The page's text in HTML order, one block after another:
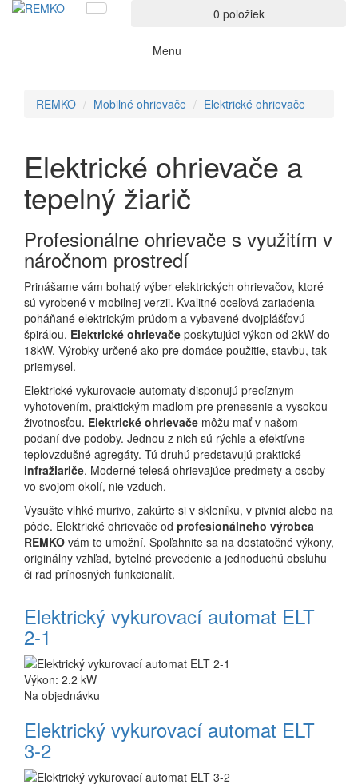
0 položiek
Menu
REMKO Mobilné ohrievače Elektrické ohrievače
Elektrické ohrievače a
tepelný žiarič
Profesionálne ohrievače s využitím v
náročnom prostredí
Prinášame vám bohatý výber elektrických ohrievačov, ktoré
sú vyrobené v mobilnej verzii. Kvalitné oceľová zariadenia
poháňané elektrickým prúdom a vybavené dvojplášťovú
špirálou. Elektrické ohrievače poskytujúci výkon od 2kW do
18kW. Výrobky určené ako pre domáce použitie, stavbu, tak
priemysel.
Elektrické vykurovacie automaty disponujú precíznym
vyhotovením, praktickým madlom pre prenesenie a vysokou
životnosťou. Elektrické ohrievače môžu mať v našom
podaní dve podoby. Jednou z nich sú rýchle a efektívne
teplovzdušné agregáty. Tú druhú predstavujú praktické
infražiariče. Moderné telesá ohrievajúce predmety a osoby
vo svojom okolí, nie vzduch.
Vysušte vlhké murivo, zakúrte si v skleníku, v pivnici alebo na
pôde. Elektrické ohrievače od profesionálneho výrobca
REMKO vám to umožní. Spoľahnite sa na dostatočné výkony,
originálny vzhľad, bytelné prevedenie a jednoduchú obsluhu
či rad prínosných funkcionalít.
Elektrický vykurovací automat ELT
2-1
Výkon: 2.2 kW
Na objednávku
Elektrický vykurovací automat ELT
3-2